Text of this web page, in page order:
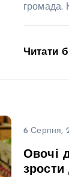
громада.
Читати
6 Серпня,
Овочі
зрости